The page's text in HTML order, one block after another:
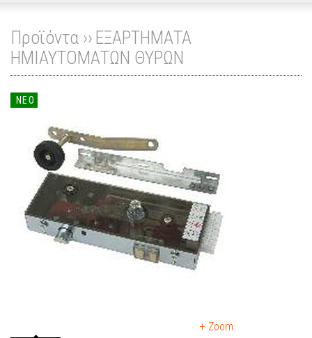
Προϊόντα ›› ΕΞΑΡΤΗΜΑΤΑ
ΗΜΙΑΥΤΟΜΑΤΩΝ ΘΥΡΩΝ
ΝΕΟ
+ Zoom